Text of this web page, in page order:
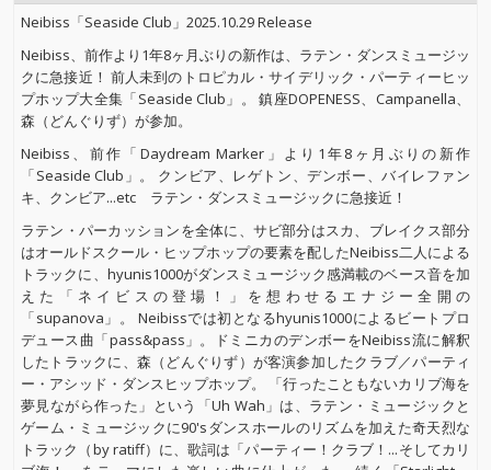
Neibiss「Seaside Club」2025.10.29 Release
Neibiss、前作より1年8ヶ月ぶりの新作は、ラテン・ダンスミュージッ
クに急接近！ 前人未到のトロピカル・サイデリック・パーティーヒッ
プホップ大全集「Seaside Club」。 鎮座DOPENESS、Campanella、
森（どんぐりず）が参加。
Neibiss、前作「Daydream Marker」より1年8ヶ月ぶりの新作
「Seaside Club」。 クンビア、レゲトン、デンボー、バイレファン
キ、クンビア...etc ラテン・ダンスミュージックに急接近！
ラテン・パーカッションを全体に、サビ部分はスカ、ブレイクス部分
はオールドスクール・ヒップホップの要素を配したNeibiss二人による
トラックに、hyunis1000がダンスミュージック感満載のベース音を加
えた「ネイビスの登場！」を想わせるエナジー全開の
「supanova」。 Neibissでは初となるhyunis1000によるビートプロ
デュース曲「pass&pass」。ドミニカのデンボーをNeibiss流に解釈
したトラックに、森（どんぐりず）が客演参加したクラブ／パーティ
ー・アシッド・ダンスヒップホップ。 「行ったこともないカリブ海を
夢見ながら作った」という「Uh Wah」は、ラテン・ミュージックと
ゲーム・ミュージックに90'sダンスホールのリズムを加えた奇天烈な
トラック（by ratiff）に、歌詞は「パーティー！クラブ！...そしてカリ